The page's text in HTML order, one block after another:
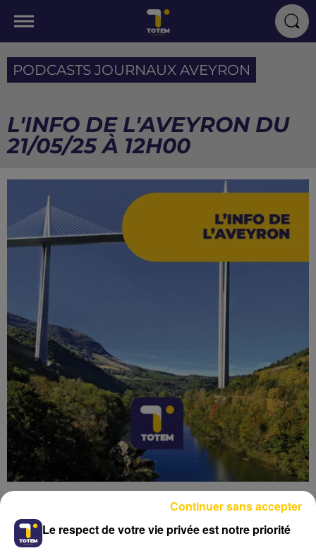
PODCASTS JOURNAUX AVEYRON
L'INFO DE L'AVEYRON DU
21/05/25 À 12H00
Le respect de votre vie privée est notre priorité
Continuer sans accepter